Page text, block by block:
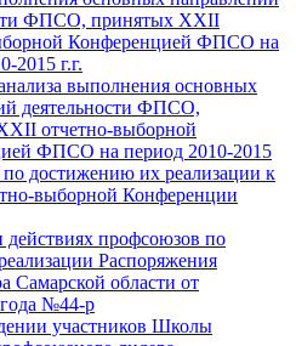
ФПСО, принятых XXII
Конференцией ФПСО на
2015 г.г.
выполнения основных
деятельности ФПСО,
отчетно-выборной
ФПСО на период 2010-2015
по достижению их реализации к
выборной Конференции
действиях профсоюзов по
Распоряжения
Самарской области от
№44-р
участников Школы